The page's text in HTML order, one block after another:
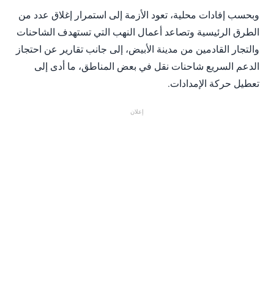
وبحسب إفادات محلية، تعود الأزمة إلى استمرار إغلاق عدد من
الطرق الرئيسية وتصاعد أعمال النهب التي تستهدف الشاحنات
والتجار القادمين من مدينة الأبيض، إلى جانب تقارير عن احتجاز
الدعم السريع شاحنات نقل في بعض المناطق، ما أدى إلى
تعطيل حركة الإمدادات.
إعلان